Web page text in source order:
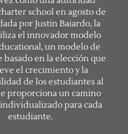
school en agosto de
por Justin Baiardo, la
el innovador modelo
un modelo de
en la elección que
el crecimiento y la
de los estudiantes al
proporciona un camino
para cada
estudiante.